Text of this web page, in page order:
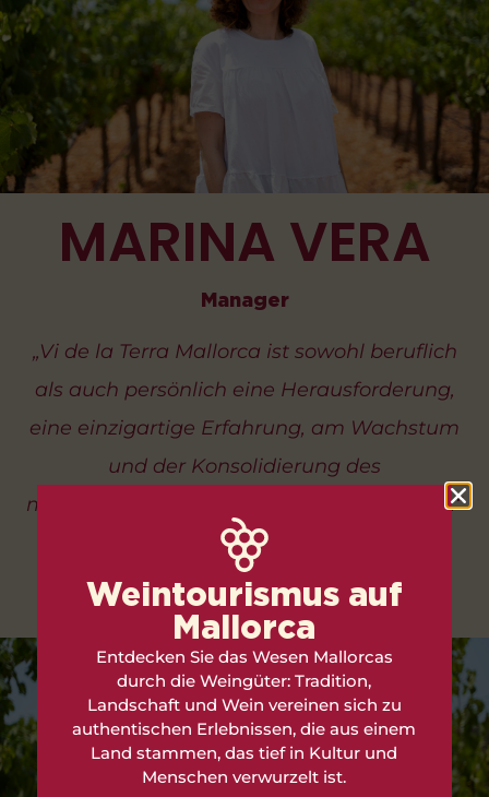
MARINA VERA
Manager
„Vi de la Terra Mallorca ist sowohl beruflich
als auch persönlich eine Herausforderung,
eine einzigartige Erfahrung, am Wachstum
und der Konsolidierung des
mallorquinischen Weinsektors teilzuhaben.“
Weintourismus auf
Mallorca
Entdecken Sie das Wesen Mallorcas
durch die Weingüter: Tradition,
Landschaft und Wein vereinen sich zu
authentischen Erlebnissen, die aus einem
Land stammen, das tief in Kultur und
Menschen verwurzelt ist.